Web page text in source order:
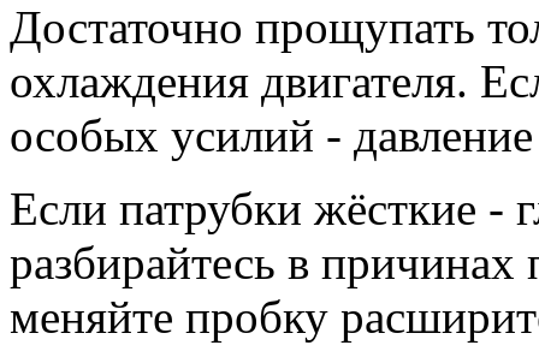
Достаточно прощупать
охлаждения двигателя.
особых усилий -
Если патрубки жёсткие -
разбирайтесь в
меняйте пробку